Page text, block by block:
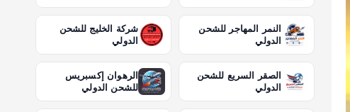
النمر المهاجر للشحن
الدولي
شركة الخليج للشحن
الدولي
الصقر السريع للشحن
الدولي
الرهوان إكسبريس
للشحن الدولي